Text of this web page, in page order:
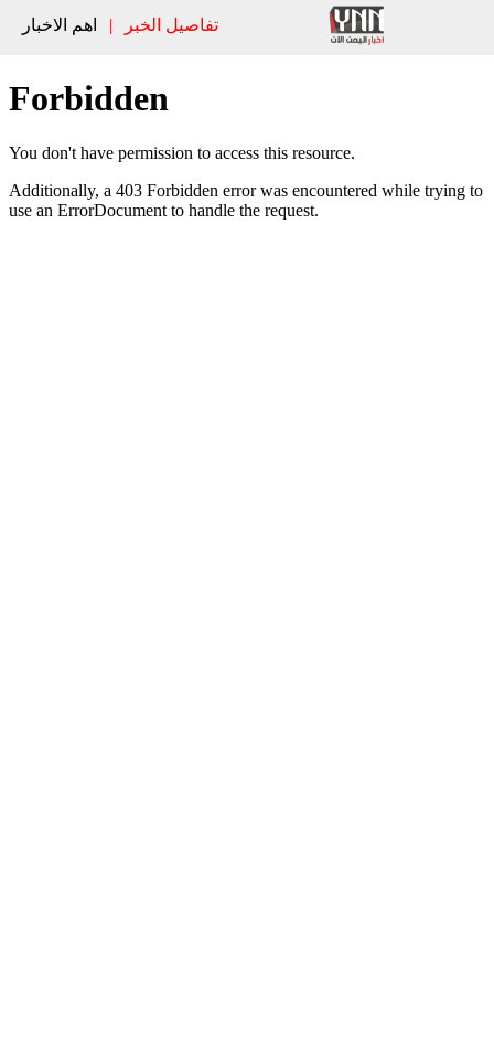
تفاصيل الخبر | اهم الاخبار